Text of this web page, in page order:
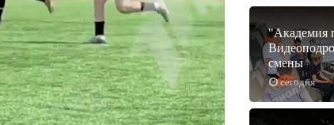
сегодня
"Академия
смены